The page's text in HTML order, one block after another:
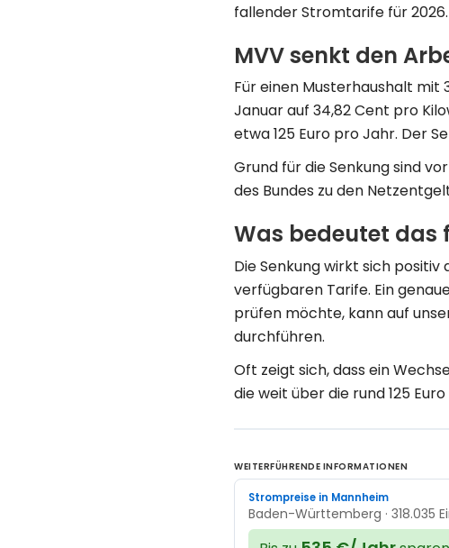
fallender Stromtarife für 2026.
MVV senkt den
Für einen Musterhaushalt
Januar auf 34,82 Cent pro
etwa 125 Euro pro Jahr. Der
Grund für die Senkung sind
des Bundes zu den
Was bedeutet das
Die Senkung wirkt sich
verfügbaren Tarife. Ein
prüfen möchte, kann auf
durchführen.
Oft zeigt sich, dass ein
die weit über die rund 125
WEITERFÜHRENDE INFORMATIONEN
Strompreise in Mannheim
Baden-Württemberg · 318.035